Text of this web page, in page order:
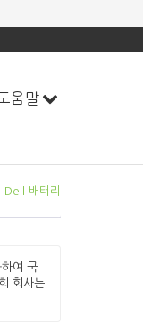
움말
Dell 배터리
여 국
회사는